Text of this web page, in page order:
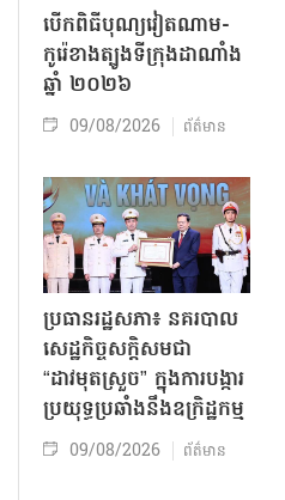
បើកពិធីបុណ្យវៀតណាម-
កូរ៉េខាងត្បូងទីក្រុងដាណាំង
ឆ្នាំ ២០២៦
09/08/2026 ព័ត៌មាន
ប្រធានរដ្ឋសភា៖ នគរបាល
សេដ្ឋកិច្ចសក្តិសមជា
“ដាវមុតស្រួច” ក្នុងការបង្ការ
ប្រយុទ្ធប្រឆាំងនឹងឧក្រិដ្ឋកម្ម
09/08/2026 ព័ត៌មាន